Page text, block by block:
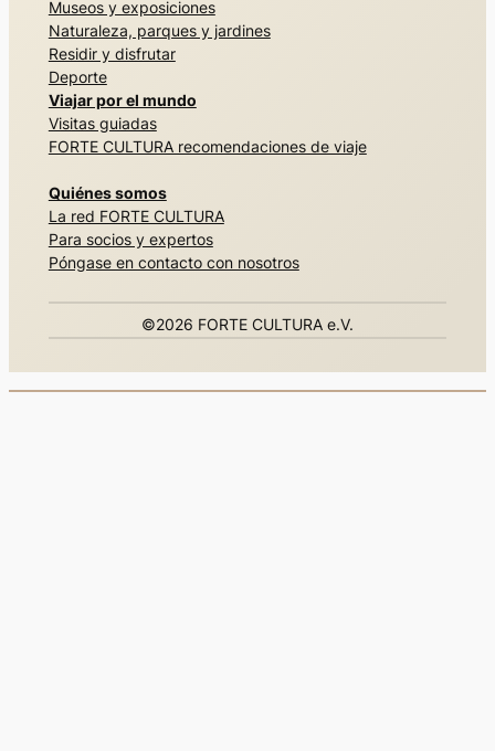
Museos y exposiciones
Naturaleza, parques y jardines
Residir y disfrutar
Deporte
Viajar por el mundo
Visitas guiadas
FORTE CULTURA recomendaciones de viaje
Quiénes somos
La red FORTE CULTURA
Para socios y expertos
Póngase en contacto con nosotros
©2026 FORTE CULTURA e.V.